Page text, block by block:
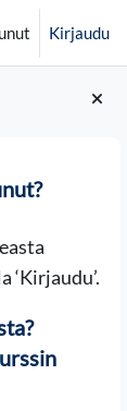
Kirjaudu
‘Kirjaudu’.